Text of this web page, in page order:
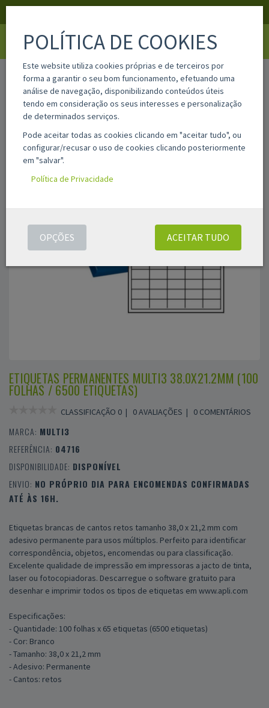
home 04716
ETIQUETAS PERMANENTES MULTI3 38.0X21.2MM (100
FOLHAS / 6500 ETIQUETAS)
CLASSIFICAÇÃO 0 | 0 AVALIAÇÕES | 0 COMENTÁRIOS
MARCA: MULTI3
REFERÊNCIA: 04716
DISPONIBILIDADE: DISPONÍVEL
ENVIO: NO PRÓPRIO DIA PARA ENCOMENDAS CONFIRMADAS
ATÉ ÀS 16H.
Etiquetas brancas de cantos retos tamanho 38,0 x 21,2 mm com
adesivo permanente para usos múltiplos. Perfeito para identificar
correspondência, objetos, encomendas ou para classificação.
Excelente qualidade de impressão em impressoras a jacto de tinta,
laser ou fotocopiadoras. Descarregue o software gratuito para
desenhar e imprimir todos os tipos de etiquetas em www.apli.com
Especificações:
- Quantidade: 100 folhas x 65 etiquetas (6500 etiquetas)
- Cor: Branco
- Tamanho: 38,0 x 21,2 mm
- Adesivo: Permanente
- Cantos: retos
POLÍTICA DE COOKIES
Este website utiliza cookies próprias e de terceiros por
forma a garantir o seu bom funcionamento, efetuando uma
análise de navegação, disponibilizando conteúdos úteis
tendo em consideração os seus interesses e personalização
de determinados serviços.
Pode aceitar todas as cookies clicando em "aceitar tudo", ou
configurar/recusar o uso de cookies clicando posteriormente
em "salvar".
Política de Privacidade
ACEITAR TUDO
OPÇÕES